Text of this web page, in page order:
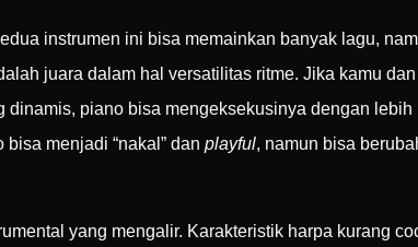
instrumen ini bisa memainkan banyak lagu,
juara dalam hal versatilitas ritme. Jika kamu
piano bisa mengeksekusinya dengan
menjadi “nakal” dan playful, namun bisa
yang mengalir. Karakteristik harpa kurang